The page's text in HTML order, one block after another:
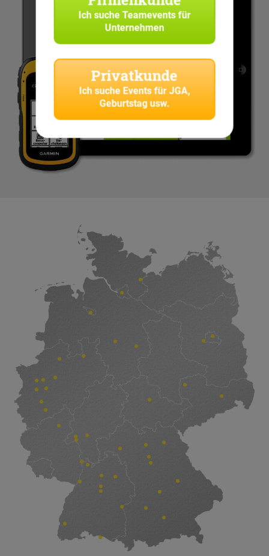
Ich sucheTeamevents für
Unternehmen
Privatkunde
Ich suche Events für JGA,
Geburtstag usw.